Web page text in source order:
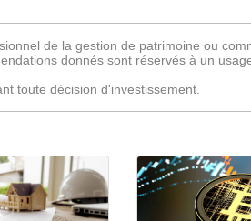
de la gestion de patrimoine ou
donnés sont réservés à un
toute décision d'investissement.